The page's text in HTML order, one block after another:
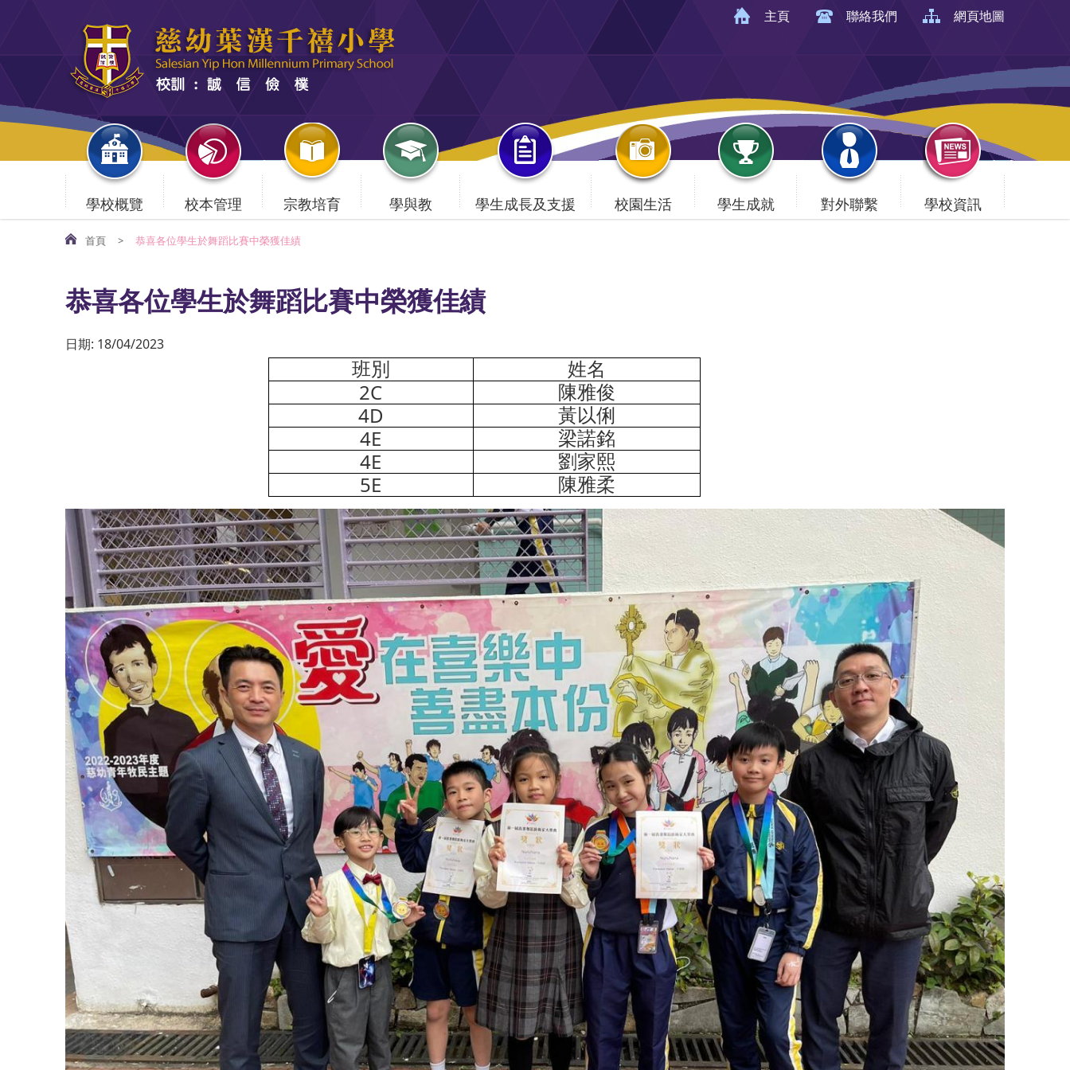
主頁 聯絡我們 網頁地圖
學校概覽 校本管理 宗教培育 學與教 學生成長及支援 校園生活 學生成就 對外聯繫 學校資訊
首頁 > 恭喜各位學生於舞蹈比賽中榮獲佳績
恭喜各位學生於舞蹈比賽中榮獲佳績
日期: 18/04/2023
班別 姓名
2C 陳雅俊
4D 黃以俐
4E 梁諾銘
4E 劉家熙
5E 陳雅柔